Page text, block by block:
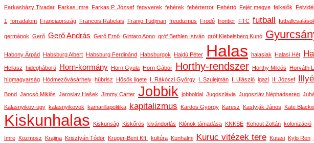
Farkasházy Tivadar Farkas Imre Farkas P. József fegyverek fehérek fehérterror Fehértó Fejér megye felkelők
1 forradalom Franciaország Francois Rabelais Franjo Tudjman freudizmus Frodó frontier FTC futball
germánok Gerő Gerő András Gerő Ernő Gintaro Aono gróf Bethlen István gróf Klebelsberg Kunó
Habony Árpád Habsburg Albert Habsburg Ferdinánd Habsburgok Hajdú Péter Halas halasiak Halasi Hét
Hellasz hidegháború Horn-kormány Horn Gyula Horn Gábor Horthy-rendszer Horthy Miklós Horváth
hígmagyarság Hódmezővásárhely hübrisz Hősök ligete I. Rákóczi György I. Szulejmán I. Ulászló igazi II. József
Bond Jancsó Miklós Jaroslav Hašek Jimmy Carter Jobbik jobboldal Jugoszlávia Jugoszláv Néphadsereg
Kalasnyikov-ügy kalasnyikovok kamarillapolitika kapitalizmus Kardos György Karesz Kastyják János Kate
Kiskunhalas Kiskunság Kiskőrös kivándorlás Klónok támadása KNKSE Kohout Zoltán kolonizáció
Imre Kozmosz Krajina Krisztyán Tódor Kruger-Bent Kft. kultúra Kunhalmi Kuruc vitézek tere Kutasi Kylo Ren